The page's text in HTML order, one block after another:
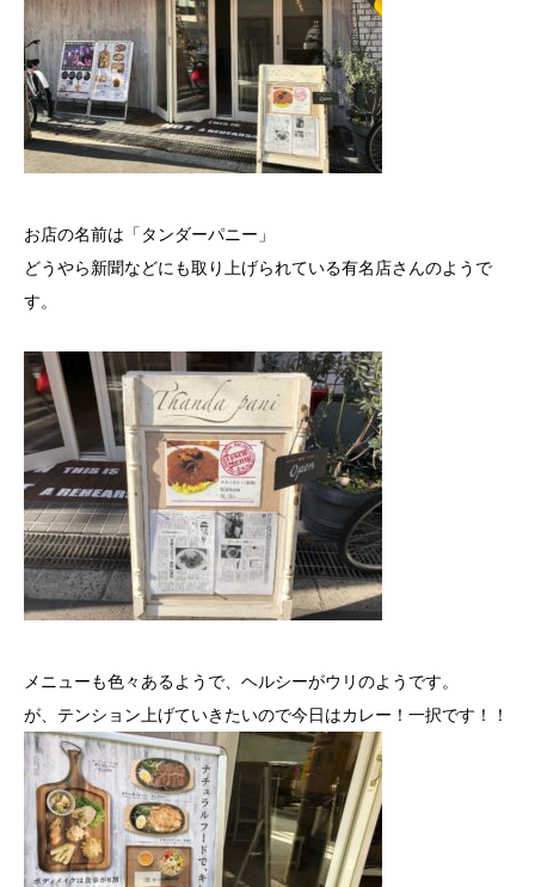
お店の名前は「タンダーパニー」
どうやら新聞などにも取り上げられている有名店さんのようで
す。
メニューも色々あるようで、ヘルシーがウリのようです。
が、テンション上げていきたいので今日はカレー！一択です！！